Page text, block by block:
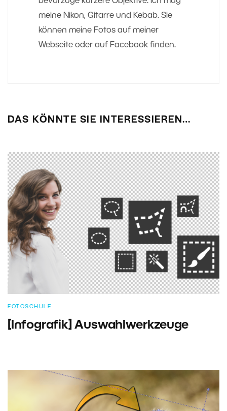
meine Nikon, Gitarre und Kebab. Sie
können meine Fotos auf meiner
Webseite oder auf Facebook finden.
DAS KÖNNTE SIE INTERESSIEREN…
FOTOSCHULE
[Infografik] Auswahlwerkzeuge